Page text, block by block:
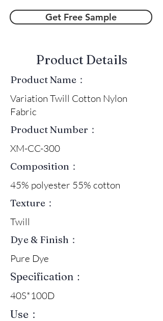
Get Free Sample
​Product Details
Product Name：
Variation Twill Cotton Nylon
Fabric
Product Number：
XM-CC-300
Composition：
45% polyester 55% cotton
Texture：
Twill
Dye & Finish：
Pure Dye
Specification：
40S*100D
Use：